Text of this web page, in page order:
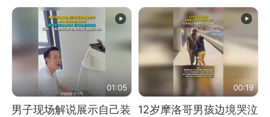
01:05
男子现场解说展示自己装
00:19
12岁摩洛哥男孩边境哭泣